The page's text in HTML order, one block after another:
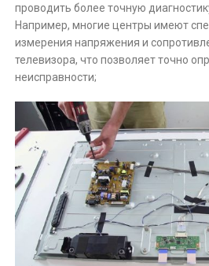
проводить более точную
Например, многие центры имеют
измерения напряжения и
телевизора, что позволяет точно
неисправности;